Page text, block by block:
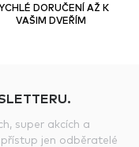
DORUČENÍ AŽ K
VAŠIM DVEŘÍM
super akcích a
jen odběratelé